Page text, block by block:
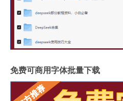
免费可商用字体批量下载